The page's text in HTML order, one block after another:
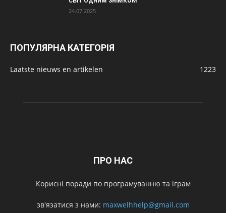
24.07.2025
ПОПУЛЯРНА КАТЕГОРІЯ
Laatste nieuws en artikelen 1223
ПРО НАС
Корисні поради по програмуванню та іграм
зв'язатися з нами: maxwelhhelp@gmail.com